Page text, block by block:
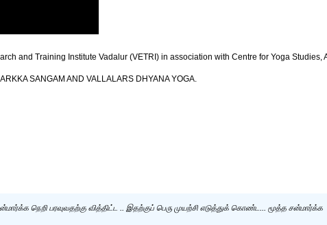
and Training Institute Vadalur (VETRI) in association with Centre for Yoga Studies,
SANGAM AND VALLALARS DHYANA YOGA.
நெறி பரவுவதற்கு வித்திட்ட .. இதற்குப் பெரு முயற்சி எடுத்துக் கொண்ட... மூத்த சன்மார்க்க